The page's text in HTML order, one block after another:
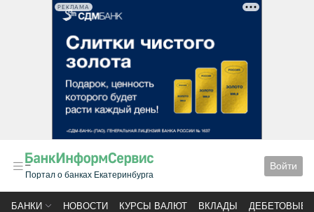
РЕКЛАМА
Портал о банках Екатеринбурга
Войти
БАНКИ НОВОСТИ КУРСЫ ВАЛЮТ ВКЛАДЫ ДЕБЕТОВЫЕ